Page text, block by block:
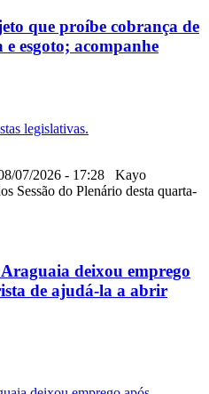
que proíbe cobrança de
esgoto; acompanhe
07/2026 - 17:28 Kayo
Sessão do Plenário desta quarta-
deixou emprego
de ajudá-la a abrir